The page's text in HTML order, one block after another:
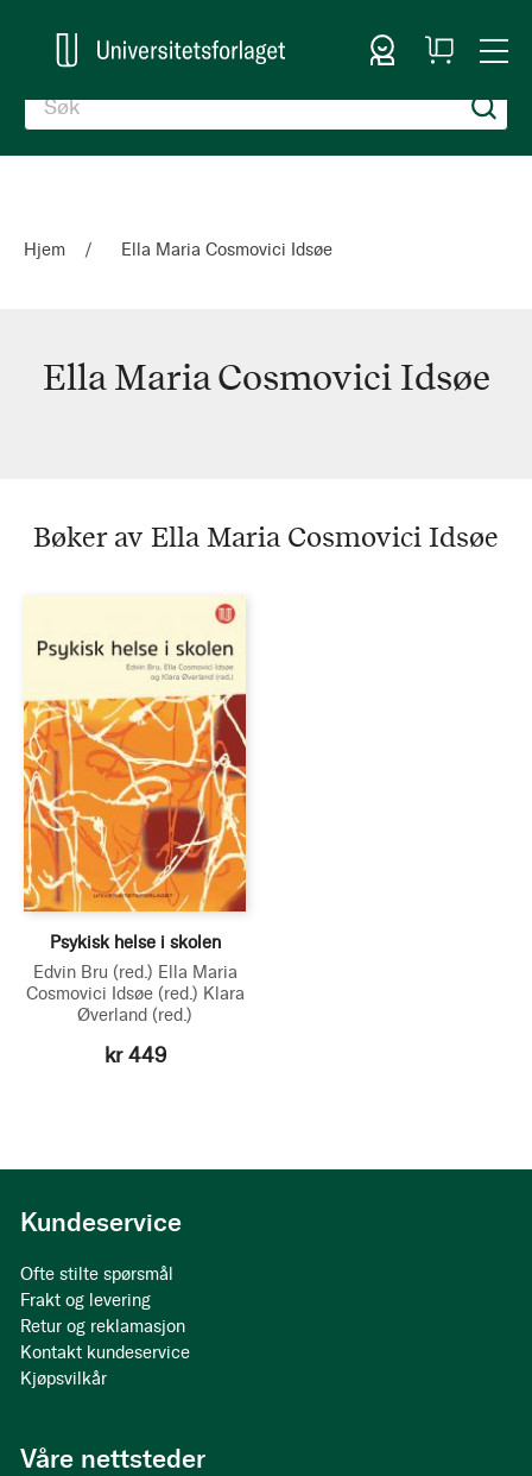
Logg inn
Handlekurv
Hjem Ella Maria Cosmovici Idsøe
Ella Maria Cosmovici Idsøe
Cosmovici
Bøker av Ella Maria Cosmovici Idsøe
Psykisk helse i skolen
Edvin Bru (red.) Ella Maria
Cosmovici Idsøe (red.) Klara
Øverland (red.)
kr 449
Kundeservice
Ofte stilte spørsmål
Frakt og levering
Retur og reklamasjon
Kontakt kundeservice
Kjøpsvilkår
Våre nettsteder